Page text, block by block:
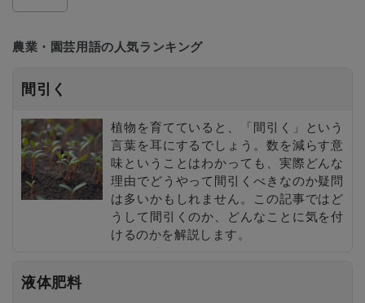
農業・園芸用語の人気ランキング
間引く
植物を育てていると、「間引く」という
言葉を耳にするでしょう。数を減らす意
味ということはわかっても、実際どんな
理由でどうやって間引くべきなのか疑問
は多いかもしれません。この記事ではど
うして間引くのか、どんなことに気を付
けるのかを解説します。
液体肥料